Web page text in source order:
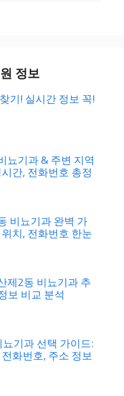
정보
기! 실시간 정보 꼭!
뇨기과 & 주변 지역
간, 전화번호 총정
비뇨기과 완벽 가
치, 전화번호 한눈
제2동 비뇨기과 추
보 비교 분석
기과 선택 가이드:
화번호, 주소 정보